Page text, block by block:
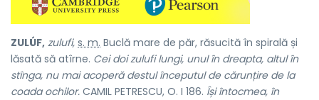
ZULÚF, zulufi, s. m. Buclă mare de păr, răsucită în spirală și
lăsată să atîrne. Cei doi zulufi lungi, unul în dreapta, altul în
stînga, nu mai acoperă destul începutul de cărunțire de la
coada ochilor. CAMIL PETRESCU, O. I 186. Își întocmea, în